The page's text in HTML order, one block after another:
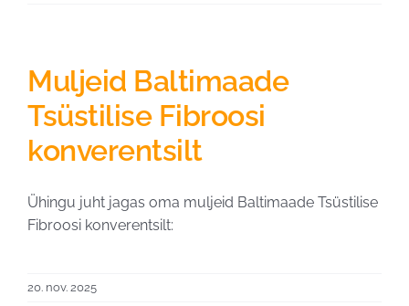
Muljeid Baltimaade
Tsüstilise Fibroosi
konverentsilt
Ühingu juht jagas oma muljeid Baltimaade Tsüstilise
Fibroosi konverentsilt:
20. nov. 2025